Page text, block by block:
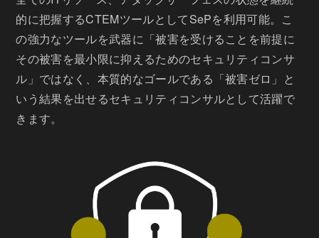
的に把握するCTEMツールとしてSePを利用可能。こ
の強力なツールを武器に「被害を受けることを前提に
その被害を最小限に抑えるためのセキュリティコンサ
ル」ではなく、本質的なゴールである「被害ゼロ」と
いう結果を出せるセキュリティコンサルとして活躍で
きます。